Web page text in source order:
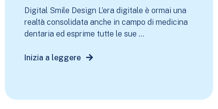
Digital Smile Design L’era digitale è ormai una
realtà consolidata anche in campo di medicina
dentaria ed esprime tutte le sue ...
Inizia a leggere